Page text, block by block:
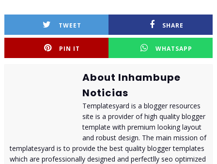
TWEET SHARE
PIN IT WHATSAPP
About Inhambupe
Noticias
Templatesyard is a blogger resources
site is a provider of high quality blogger
template with premium looking layout
and robust design. The main mission of
templatesyard is to provide the best quality blogger templates
which are professionally designed and perfectlly seo optimized